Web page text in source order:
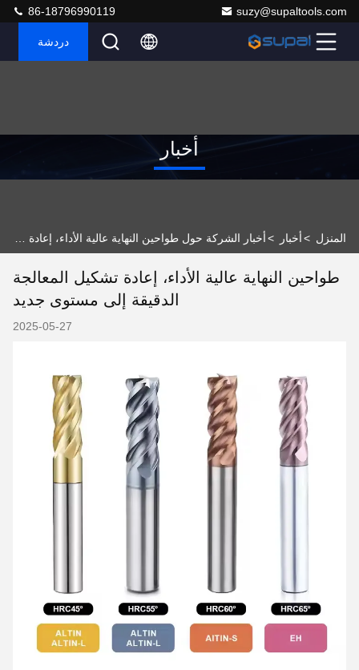
suzy@supaltools.com
86-18796990119
دردشة
أخبار
المنزل >أخبار >
طواحين النهاية عالية الأداء، إعادة تشكيل المعالجة
الدقيقة إلى مستوى جديد
2025-05-27